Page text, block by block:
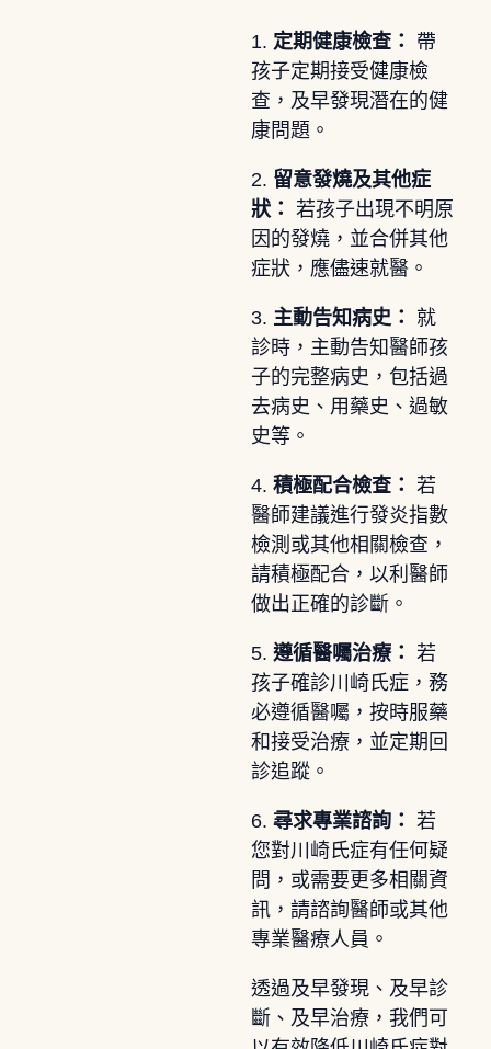
1. 定期健康檢查：
帶
孩子定期接受健康檢
查，及早發現潛在的健
康問題。
2. 留意發燒及其他症
狀： 若孩子出現不明原
因的發燒，並合併其他
症狀，應儘速就醫。
3. 主動告知病史：
就
診時，主動告知醫師孩
子的完整病史，包括過
去病史、用藥史、過敏
史等。
4. 積極配合檢查： 若
醫師建議進行發炎指數
檢測或其他相關檢查，
請積極配合，以利醫師
做出正確的診斷。
5. 遵循醫囑治療： 若
孩子確診川崎氏症，務
必遵循醫囑，按時服藥
和接受治療，並定期回
診追蹤。
6. 尋求專業諮詢： 若
您對川崎氏症有任何疑
問，或需要更多相關資
訊，請諮詢醫師或其他
專業醫療人員。
透過及早發現、及早診
斷、及早治療，我們可